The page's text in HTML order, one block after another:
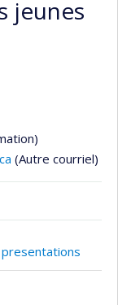
jeunes
(Autre courriel)
presentations